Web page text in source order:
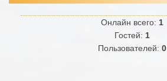
Онлайн всего: 1
Гостей: 1
Пользователей: 0